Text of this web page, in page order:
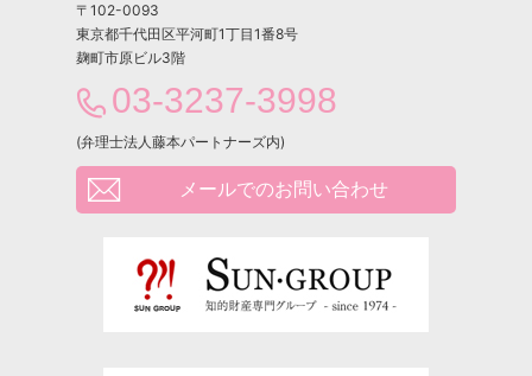
〒102-0093
東京都千代田区平河町1丁目1番8号
麹町市原ビル3階
03-3237-3998
(弁理士法人藤本パートナーズ内)
メールでのお問い合わせ